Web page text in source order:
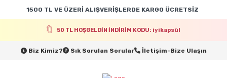
1500 TL VE ÜZERİ ALIŞVERİŞLERDE KARGO ÜCRETSİZ
50 TL HOŞGELDİN İNDİRİM KODU: iyikapsül
Biz Kimiz? Sık Sorulan Sorular İletişim-Bize Ulaşın